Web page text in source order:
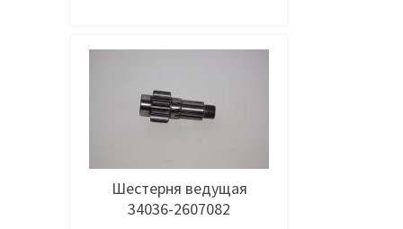
Шестерня ведущая
34036-2607082